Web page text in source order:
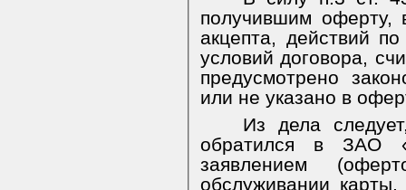
получившим оферту,
акцепта, действий
условий договора,
предусмотрено
или не указано в
Из дела
обратился в ЗАО
заявлением
обслуживании